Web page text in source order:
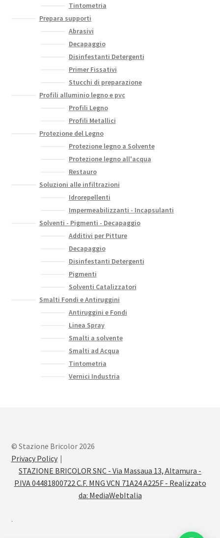
Tintometria
Prepara supporti
Abrasivi
Decapaggio
Disinfestanti Detergenti
Primer Fissativi
Stucchi di preparazione
Profili alluminio legno e pvc
Profili Legno
Profili Metallici
Protezione del Legno
Protezione legno a Solvente
Protezione legno all'acqua
Restauro
Soluzioni alle infiltrazioni
Idrorepellenti
Impermeabilizzanti - Incapsulanti
Solventi - Pigmenti - Decapaggio
Additivi per Pitture
Decapaggio
Disinfestanti Detergenti
Pigmenti
Solventi Catalizzatori
Smalti Fondi e Antiruggini
Antiruggini e Fondi
Linea Spray
Smalti a solvente
Smalti ad Acqua
Tintometria
Vernici Industria
© Stazione Bricolor 2026
Privacy Policy
STAZIONE BRICOLOR SNC - Via Massaua 13, Altamura -
P.IVA 04481800722 C.F. MNG VCN 71A24 A225F - Realizzato
da: MediaWebItalia
.